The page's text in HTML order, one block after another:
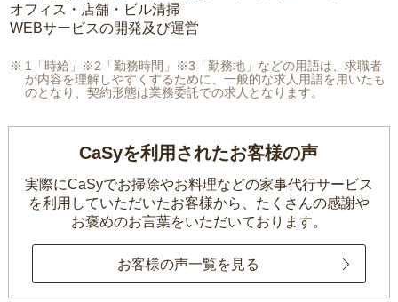
オフィス・店舗・ビル清掃
WEBサービスの開発及び運営
1「時給」※2「勤務時間」※3「勤務地」などの用語は、求職者
が内容を理解しやすくするために、一般的な求人用語を用いたも
のとなり、契約形態は業務委託での求人となります。
CaSyを利用されたお客様の声
実際にCaSyでお掃除やお料理などの家事代行サービス
を利用していただいたお客様から、 たくさんの感謝や
お褒めのお言葉をいただいております。
お客様の声一覧を見る